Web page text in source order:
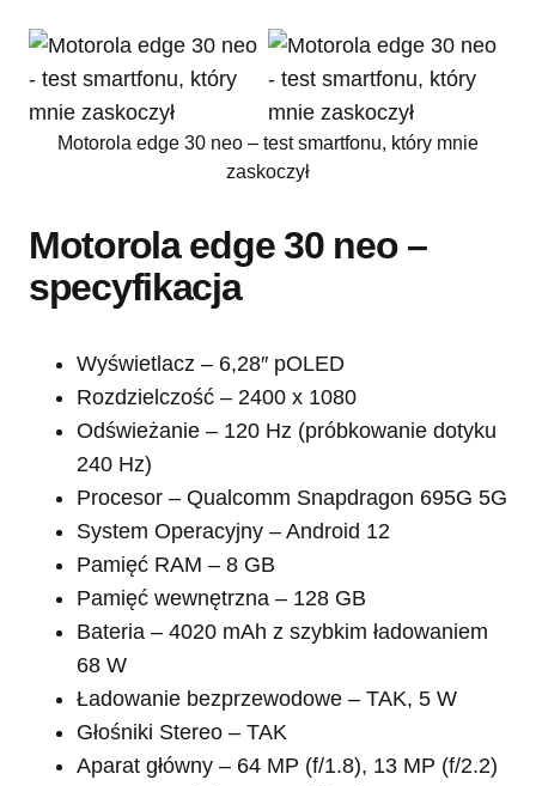
Motorola edge 30 neo – test smartfonu, który mnie
zaskoczył
Motorola edge 30 neo –
specyfikacja
Wyświetlacz – 6,28″ pOLED
Rozdzielczość – 2400 x 1080
Odświeżanie – 120 Hz (próbkowanie dotyku
240 Hz)
Procesor – Qualcomm Snapdragon 695G 5G
System Operacyjny – Android 12
Pamięć RAM – 8 GB
Pamięć wewnętrzna – 128 GB
Bateria – 4020 mAh z szybkim ładowaniem
68 W
Ładowanie bezprzewodowe – TAK, 5 W
Głośniki Stereo – TAK
Aparat główny – 64 MP (f/1.8), 13 MP (f/2.2)